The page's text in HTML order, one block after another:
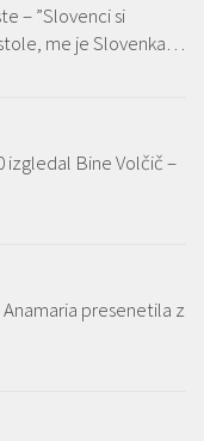
– ”Slovenci si
me je Slovenka…
izgledal Bine Volčič –
presenetila z